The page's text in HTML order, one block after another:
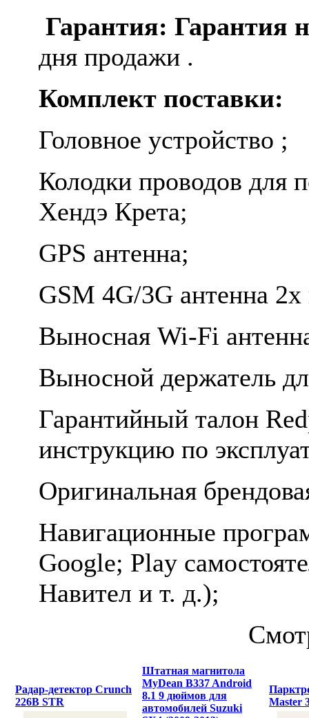
Гарантия: Гарантия
дня продажи .
Комплект поставки:
Головное устройство ;
Колодки проводов для
Хендэ Крета;
GPS антенна;
GSM 4G/3G антенна
Выносная Wi-Fi
Выносной держатель
Гарантийный талон
инструкцию по
Оригинальная
Навигационные
Google; Play
Навител и т. д.);
Радар-детектор Crunch
226B STR
Штатная магнитола
MyDean B337 Android
8.1 9 дюймов для
автомобилей Suzuki
Master